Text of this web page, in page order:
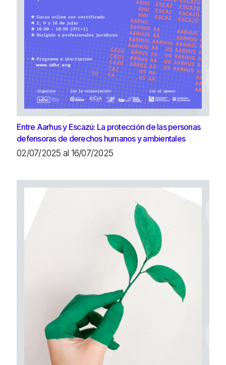
Entre Aarhus y Escazú: La protección de las personas
defensoras de derechos humanos y ambientales
02/07/2025 al 16/07/2025